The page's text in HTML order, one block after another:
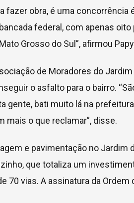
fazer obra, é uma
federal, com apenas
Grosso do Sul”, afirmou
de Moradores do
o asfalto para o bairro.
gente, bati muito lá na
mais o que reclamar”, disse.
e pavimentação no Jardim
que totaliza um
70 vias. A assinatura da